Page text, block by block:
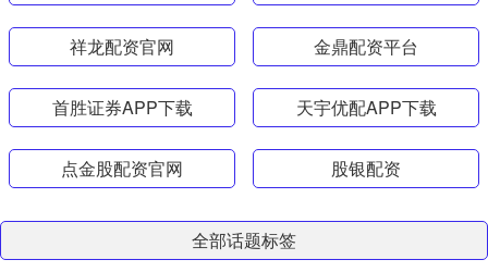
祥龙配资官网 金鼎配资平台
首胜证券APP下载 天宇优配APP下载
点金股配资官网 股银配资
全部话题标签